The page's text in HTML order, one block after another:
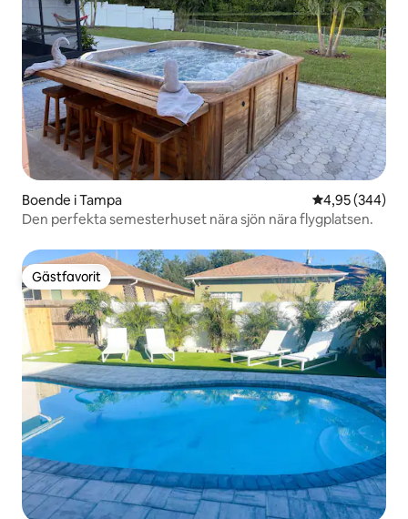
Boende i Tampa 4,95 av 5 i
4,95 (344)
Den perfekta semesterhuset nära sjön nära flygplatsen.
Gästfavorit
Gästfavorit